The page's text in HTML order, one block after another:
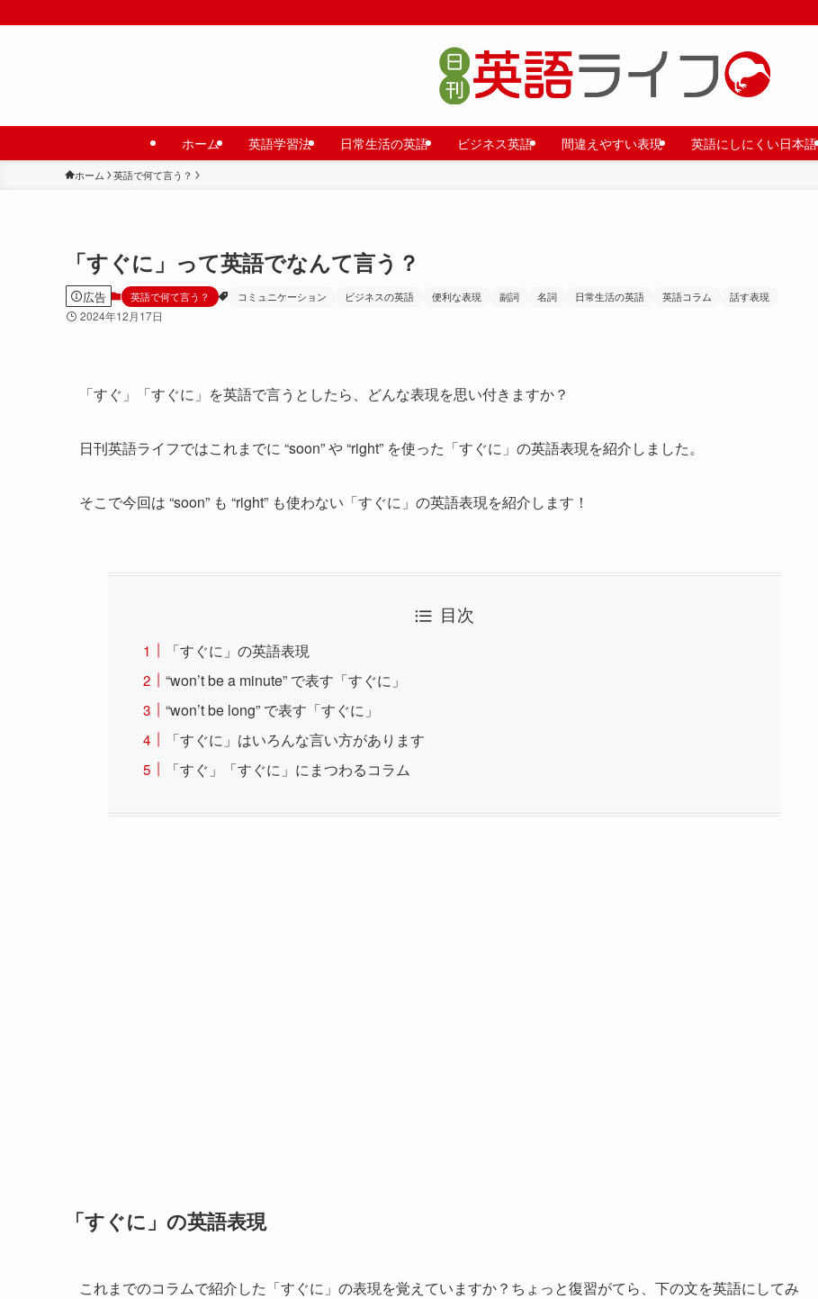
ホーム 英語学習法 日常生活の英語 ビジネス英語 間違えやすい表現 英語にしにくい日本語
ホーム 英語で何て言う？
「すぐに」って英語でなんて言う？
広告 英語で何て言う？ コミュニケーション ビジネスの英語 便利な表現 副詞 名詞 日常生活の英語 英語コラム 話す表現
2024年12月17日
「すぐ」「すぐに」を英語で言うとしたら、どんな表現を思い付きますか？
日刊英語ライフではこれまでに “soon” や “right” を使った「すぐに」の英語表現を紹介しました。
そこで今回は “soon” も “right” も使わない「すぐに」の英語表現を紹介します！
目次
「すぐに」の英語表現
“won’t be a minute” で表す「すぐに」
“won’t be long” で表す「すぐに」
「すぐに」はいろんな言い方があります
「すぐ」「すぐに」にまつわるコラム
「すぐに」の英語表現
これまでのコラムで紹介した「すぐに」の表現を覚えていますか？ちょっと復習がてら、下の文を英語にしてみ